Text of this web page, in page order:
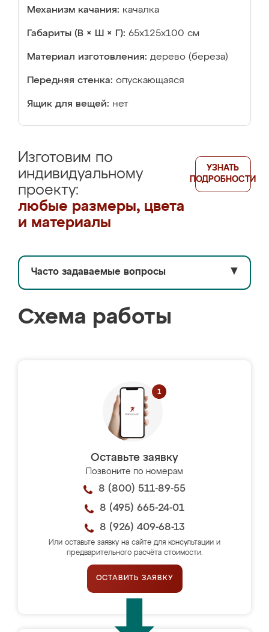
Механизм качания: качалка
Габариты (В × Ш × Г): 65x125x100 см
Материал изготовления: дерево (береза)
Передняя стенка: опускающаяся
Ящик для вещей: нет
Изготовим по
индивидуальному
проекту:
любые размеры, цвета
и материалы
УЗНАТЬ
ПОДРОБНОСТИ
Часто задаваемые вопросы ▼
Схема работы
Оставьте заявку
Позвоните по номерам
8 (800) 511-89-55
8 (495) 665-24-01
8 (926) 409-68-13
Или оставьте заявку на сайте для консультации и
предварительного расчёта стоимости.
ОСТАВИТЬ ЗАЯВКУ